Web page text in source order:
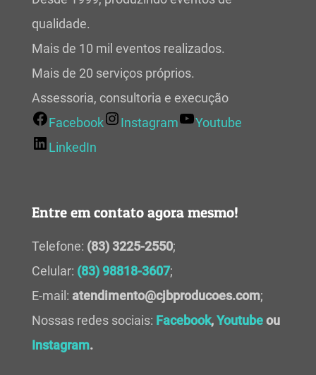
qualidade.
Mais de 10 mil eventos realizados.
Mais de 20 serviços próprios.
Assessoria, consultoria e execução
Facebook
Instagram
Youtube
LinkedIn
Entre em contato agora mesmo!
Telefone: (83) 3225-2550;
Celular: (83) 98818-3607;
E-mail: atendimento@cjbproducoes.com;
Nossas redes sociais: Facebook,Youtubeou
Instagram.